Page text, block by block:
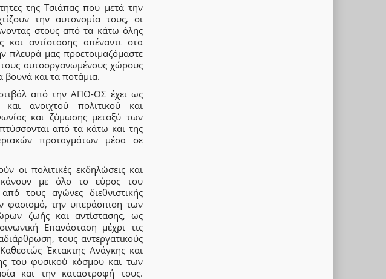
της Τσιάπας που μετά την
την αυτονομία τους, οι
στους από τα κάτω όλης
αντίστασης απέναντι στα
πλευρά μας προετοιμαζόμαστε
αυτοοργανωμένους χώρους
βουνά και τα ποτάμια.
από την ΑΠΟ-ΟΣ έχει ως
ανοιχτού πολιτικού και
και ζύμωσης μεταξύ των
από τα κάτω και της
προταγμάτων μέσα σε
οι πολιτικές εκδηλώσεις και
κάνουν με όλο το εύρος του
τους αγώνες διεθνιστικής
φασισμό, την υπεράσπιση των
ζωής και αντίστασης, ως
Επανάσταση μέχρι τις
τους αντεργατικούς
Έκτακτης Ανάγκης και
του φυσικού κόσμου και των
και την καταστροφή τους.